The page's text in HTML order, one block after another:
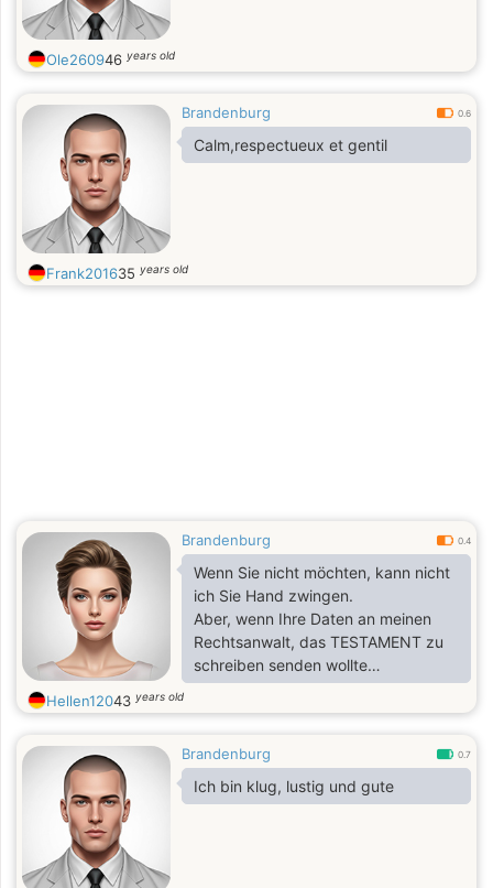
Ole260946 years old
Brandenburg 0.6
Calm,respectueux et gentil
Frank201635 years old
Brandenburg 0.4
Wenn Sie nicht möchten, kann nicht
ich Sie Hand zwingen.
Aber, wenn Ihre Daten an meinen
Rechtsanwalt, das TESTAMENT zu
schreiben senden wollte
Danke
Hellen12043 years old
Brandenburg 0.7
Ich bin klug, lustig und gute